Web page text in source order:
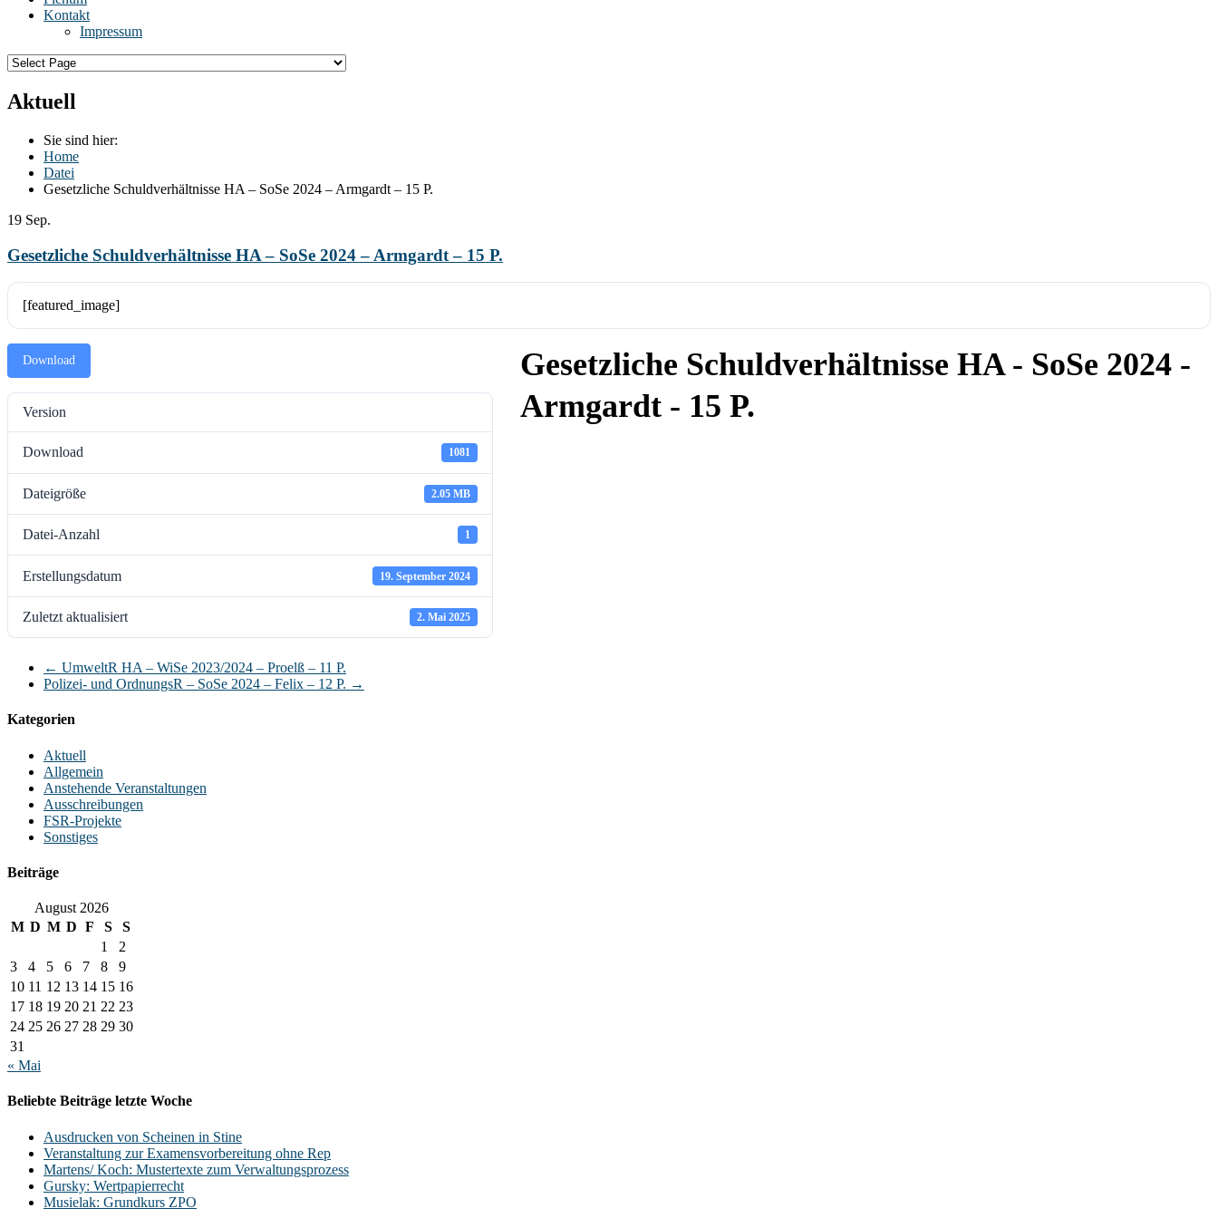
Kontakt
Impressum
Aktuell
Sie sind hier:
Home
Datei
Gesetzliche Schuldverhältnisse HA – SoSe 2024 – Armgardt – 15 P.
19 Sep.
Gesetzliche Schuldverhältnisse HA – SoSe 2024 – Armgardt – 15 P.
[featured_image]
Download
Version
Download 1081
Dateigröße 2.05 MB
Datei-Anzahl 1
Erstellungsdatum 19. September 2024
Zuletzt aktualisiert 2. Mai 2025
Gesetzliche Schuldverhältnisse HA - SoSe 2024 -
Armgardt - 15 P.
← UmweltR HA – WiSe 2023/2024 – Proelß – 11 P.
Polizei- und OrdnungsR – SoSe 2024 – Felix – 12 P. →
Kategorien
Aktuell
Allgemein
Anstehende Veranstaltungen
Ausschreibungen
FSR-Projekte
Sonstiges
Beiträge
August 2026
M D M D F S
S
1
2
3
4 5 6 7 8
9
10 11 12 13 14 15 16
17 18 19 20 21 22 23
24 25 26 27 28 29 30
31
« Mai
Beliebte Beiträge letzte Woche
Ausdrucken von Scheinen in Stine
Veranstaltung zur Examensvorbereitung ohne Rep
Martens/ Koch: Mustertexte zum Verwaltungsprozess
Gursky: Wertpapierrecht
Musielak: Grundkurs ZPO